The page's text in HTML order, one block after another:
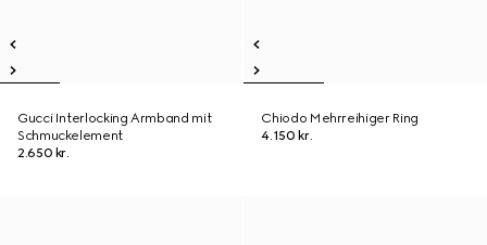
Gucci Interlocking Armband mit
Schmuckelement
2.650 kr.
Chiodo Mehrreihiger Ring
4.150 kr.